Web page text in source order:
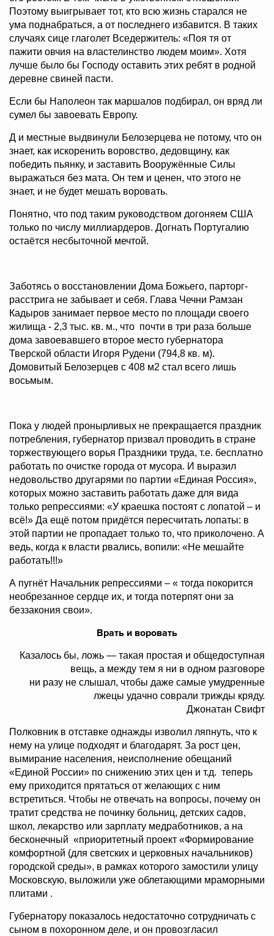
Поэтому выигрывает тот, кто всю жизнь старался не
ума поднабраться, а от последнего избавится. В таких
случаях сице глаголет Вседержитель: «Поя тя от
пажити овчия на властелинство людем моим». Хотя
лучше было бы Господу оставить этих ребят в родной
деревне свиней пасти.
Если бы Наполеон так маршалов подбирал, он вряд ли
сумел бы завоевать Европу.
Д и местные выдвинули Белозерцева не потому, что он
знает, как искоренить воровство, дедовщину, как
победить пьянку, и заставить Вооружённые Силы
выражаться без мата. Он тем и ценен, что этого не
знает, и не будет мешать воровать.
Понятно, что под таким руководством догоняем США
только по числу миллиардеров. Догнать Португалию
остаётся несбыточной мечтой.
Заботясь о восстановлении Дома Божьего, парторг-
расстрига не забывает и себя. Глава Чечни Рамзан
Кадыров занимает первое место по площади своего
жилища - 2,3 тыс. кв. м., что почти в три раза больше
дома завоевавшего второе место губернатора
Тверской области Игоря Рудени (794,8 кв. м).
Домовитый Белозерцев с 408 м2 стал всего лишь
восьмым.
Пока у людей пронырливых не прекращается праздник
потребления, губернатор призвал проводить в стране
торжествующего ворья Праздники труда, т.е. бесплатно
работать по очистке города от мусора. И выразил
недовольство другарями по партии «Единая Россия»,
которых можно заставить работать даже для вида
только репрессиями: «У краешка постоят с лопатой – и
всё!» Да ещё потом придётся пересчитать лопаты: в
этой партии не пропадает только то, что приколочено. А
ведь, когда к власти рвались, вопили: «Не мешайте
работать!!!»
А пугнёт Начальник репрессиями – « тогда покорится
необрезанное сердце их, и тогда потерпят они за
беззакония свои».
Врать и воровать
Казалось бы, ложь — такая простая и общедоступная
вещь, а между тем я ни в одном разговоре
ни разу не слышал, чтобы даже самые умудренные
лжецы удачно соврали трижды кряду.
Джонатан Свифт
Полковник в отставке однажды изволил ляпнуть, что к
нему на улице подходят и благодарят. За рост цен,
вымирание населения, неисполнение обещаний
«Единой России» по снижению этих цен и т.д. теперь
ему приходится прятаться от желающих с ним
встретиться. Чтобы не отвечать на вопросы, почему он
тратит средства не починку больниц, детских садов,
школ, лекарство или зарплату медработников, а на
бесконечный «приоритетный проект «Формирование
комфортной (для светских и церковных начальников)
городской среды», в рамках которого замостили улицу
Московскую, выложили уже облетающими мраморными
плитами .
Губернатору показалось недостаточно сотрудничать с
сыном в похоронном деле, и он провозгласил